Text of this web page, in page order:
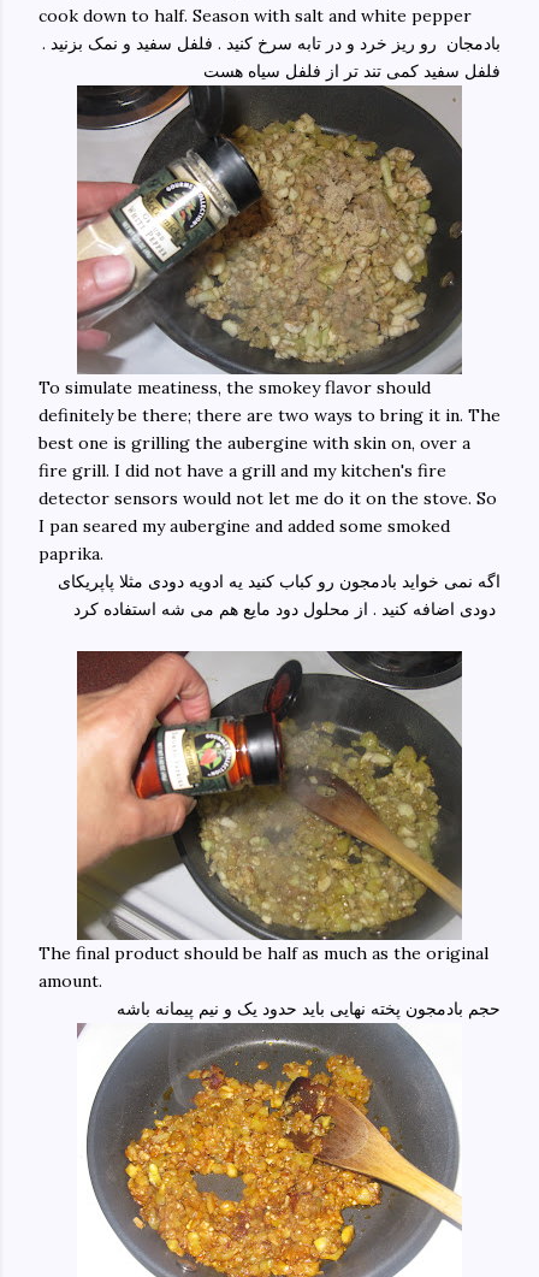
cook down to half. Season with salt and white pepper
بادمجان رو ریز خرد و در تابه سرخ کنید . فلفل سفید و نمک بزنید .
فلفل سفید کمی تند تر از فلفل سیاه هست
To simulate meatiness, the smokey flavor should
definitely be there; there are two ways to bring it in. The
best one is grilling the aubergine with skin on, over a
fire grill. I did not have a grill and my kitchen's fire
detector sensors would not let me do it on the stove. So
I pan seared my aubergine and added some smoked
paprika.
اگه نمی خواید بادمجون رو کباب کنید یه ادویه دودی مثلا پاپریکای
The final product should be half as much as the original
amount.
حجم بادمجون پخته نهایی باید حدود یک و نیم پیمانه باشه